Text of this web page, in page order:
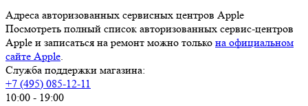
Адреса авторизованных сервисных центров Apple
Посмотреть полный список авторизованных сервис-центров
Apple и записаться на ремонт можно только на официальном
сайте Apple.
Служба поддержки магазина:
+7 (495) 085-12-11
10:00 - 19:00